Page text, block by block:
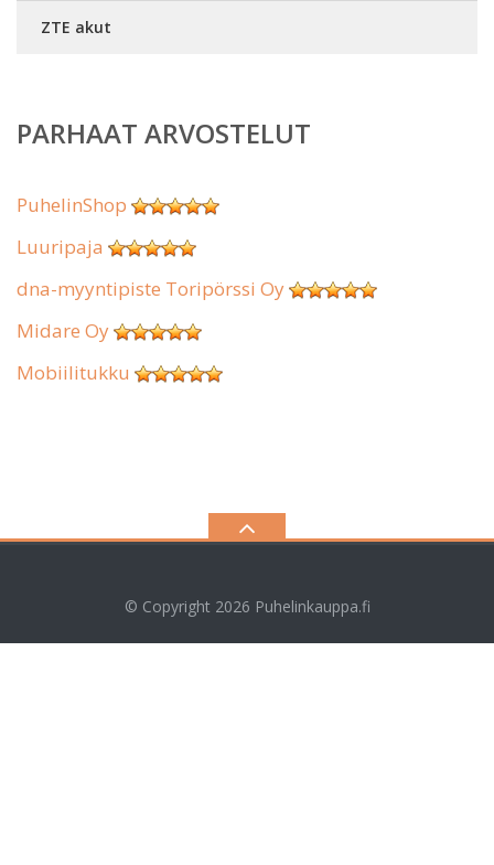
ZTE akut
PARHAAT ARVOSTELUT
PuhelinShop
Luuripaja
dna-myyntipiste Toripörssi Oy
Midare Oy
Mobiilitukku
© Copyright 2026 Puhelinkauppa.fi